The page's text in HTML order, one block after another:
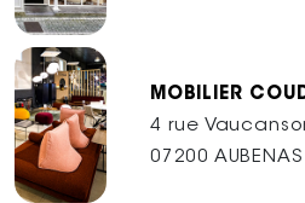
MOBILIER
4 rue
07200 AUBENAS